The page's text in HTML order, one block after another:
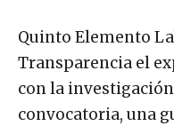
Quinto Elemento
Transparencia el
con la
convocatoria, una